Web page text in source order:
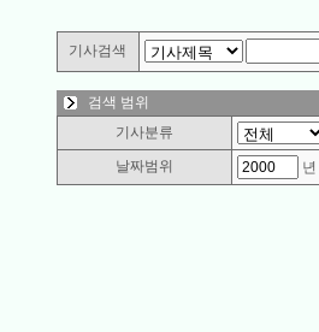
기사검색
검색 범위
기사분류
날짜범위